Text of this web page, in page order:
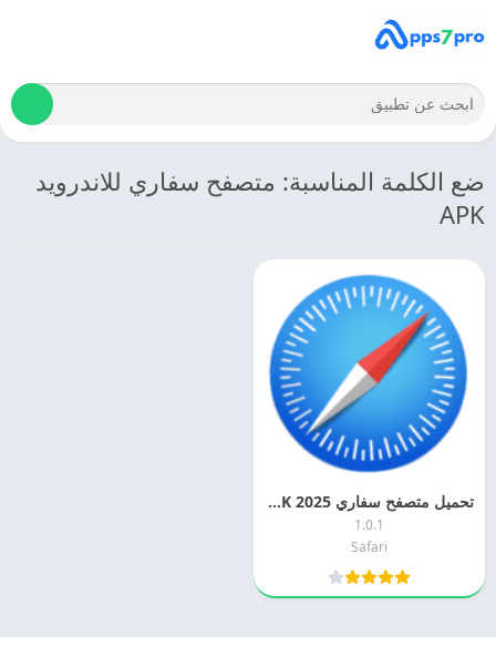
ضع الكلمة المناسبة: متصفح سفاري للاندرويد
APK
تحميل متصفح سفاري 2025 Safari APK مجانا
1.0.1
Safari